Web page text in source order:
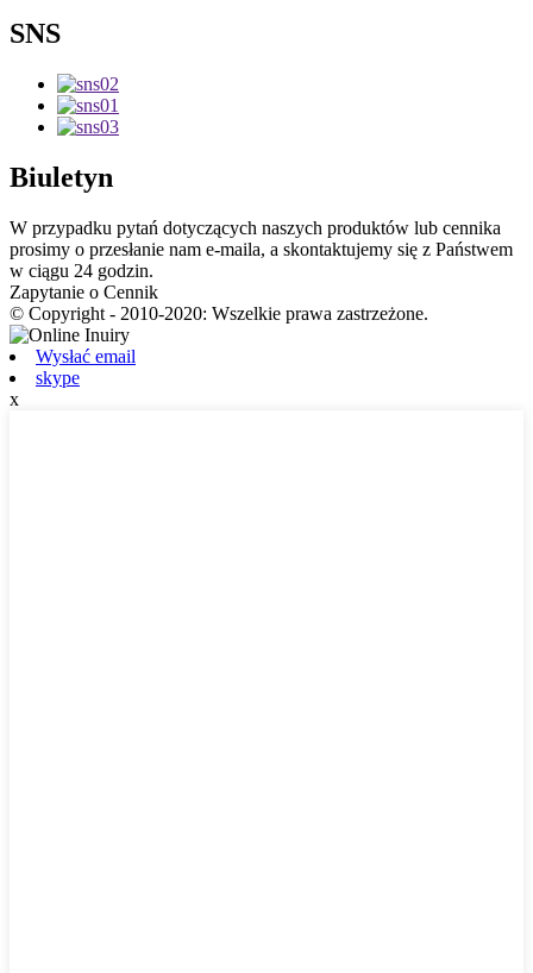
SNS
Biuletyn
W przypadku pytań dotyczących naszych produktów lub cennika
prosimy o przesłanie nam e-maila, a skontaktujemy się z Państwem
w ciągu 24 godzin.
Zapytanie o Cennik
© Copyright - 2010-2020: Wszelkie prawa zastrzeżone.
Wysłać email
skype
x